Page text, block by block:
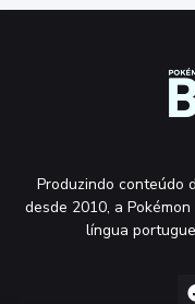
Produzindo conteúdo
desde 2010, a
língua